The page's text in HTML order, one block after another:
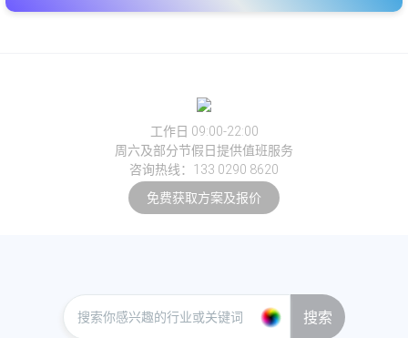
工作日 09:00-22:00
周六及部分节假日提供值班服务
咨询热线：133 0290 8620
免费获取方案及报价
搜索